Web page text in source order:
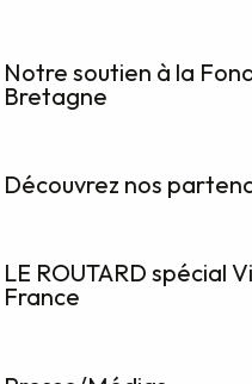
Notre soutien à la
Bretagne
Découvrez nos
LE ROUTARD spécial
France
plus
visites
le Finistère
le Morbihan
Ille-et-Vilaine
Côtes D’Armor